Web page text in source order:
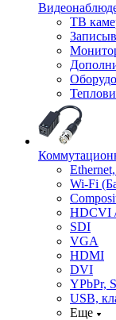
ТВ
Wi-Fi
HDCVI
SDI
VGA
HDMI
DVI
YPbPr,
USB,
Еще